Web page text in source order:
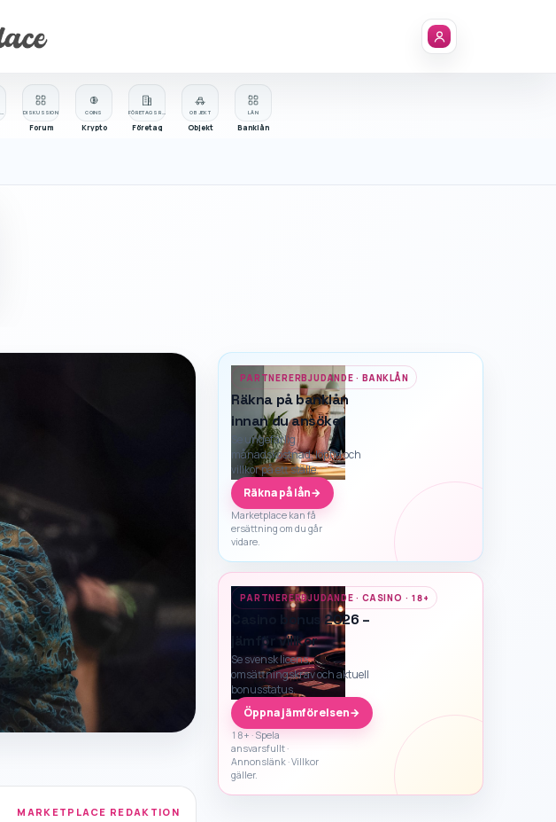
OBJEKT
Objekt
Företag
LÅN
Banklån
COINS
Krypto
DISKUSSION
Forum
MARKETPLACE REDAKTION
PARTNERERBJUDANDE · BANKLÅN
Räkna på banklån
innan du ansöker
Se ungefärlig
månadskostnad, löptid och
villkor på ett ställe.
Räkna på lån→
Marketplace kan få
ersättning om du går
vidare.
PARTNERERBJUDANDE · CASINO · 18+
Casino bonus 2026 –
jämför villkor
Se svensk licens,
omsättningskrav och aktuell
bonusstatus.
Öppna jämförelsen→
18+ · Spela
ansvarsfullt ·
Annonslänk · Villkor
gäller.